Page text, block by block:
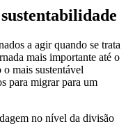
a agir quando se trata
mais importante até o
mais sustentável
para migrar para um
no nível da divisão